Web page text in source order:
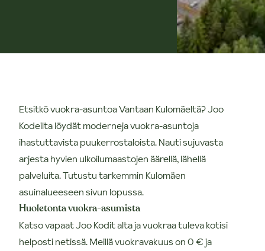
Etsitkö vuokra-asuntoa Vantaan Kulomäeltä? Joo
Kodeilta löydät moderneja vuokra-asuntoja
ihastuttavista puukerrostaloista. Nauti sujuvasta
arjesta hyvien ulkoilumaastojen äärellä, lähellä
palveluita. Tutustu tarkemmin Kulomäen
asuinalueeseen sivun lopussa.
Huoletonta vuokra-asumista
Katso vapaat Joo Kodit alta ja vuokraa tuleva kotisi
helposti netissä. Meillä vuokravakuus on 0 € ja